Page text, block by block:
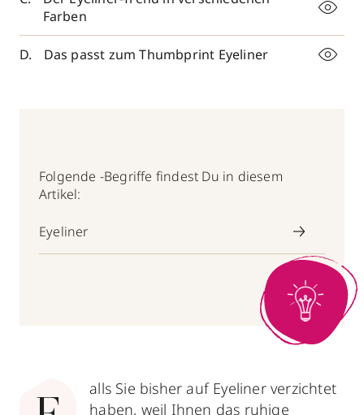
Farben
Das passt zum Thumbprint Eyeliner
Folgende -Begriffe findest Du in diesem
Artikel:
Eyeliner
alls Sie bisher auf Eyeliner verzichtet
haben, weil Ihnen das ruhige